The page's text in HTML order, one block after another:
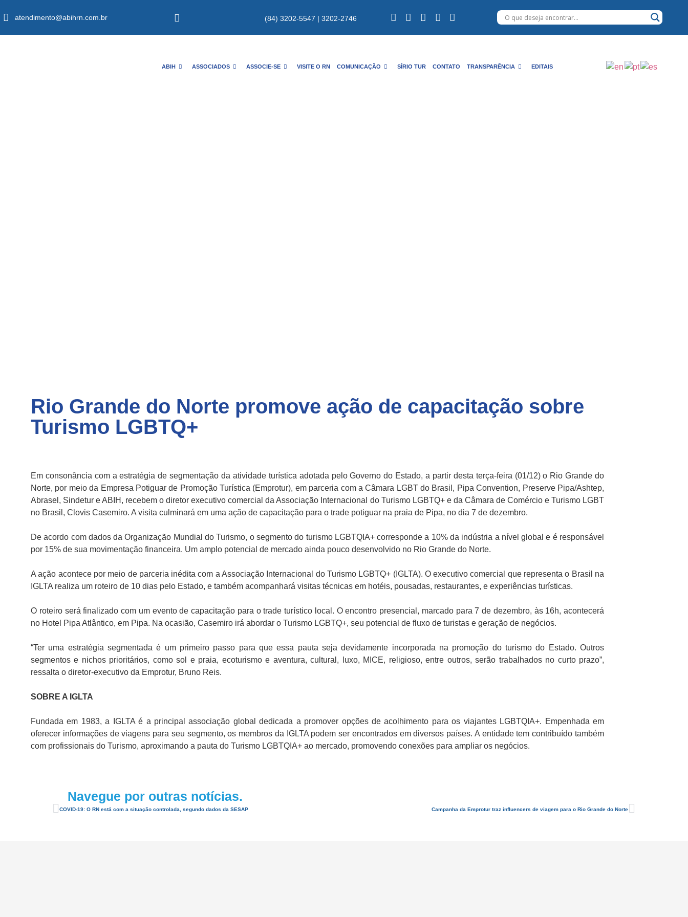
atendimento@abihrn.com.br (84) 3202-5547 | 3202-2746
ABIH ASSOCIADOS ASSOCIE-SE VISITE O RN COMUNICAÇÃO SÍRIO TUR CONTATO TRANSPARÊNCIA EDITAIS
Rio Grande do Norte promove ação de capacitação sobre
Turismo LGBTQ+
Em consonância com a estratégia de segmentação da atividade turística adotada pelo Governo do Estado, a partir desta terça-feira (01/12) o Rio Grande do
Norte, por meio da Empresa Potiguar de Promoção Turística (Emprotur), em parceria com a Câmara LGBT do Brasil, Pipa Convention, Preserve Pipa/Ashtep,
Abrasel, Sindetur e ABIH, recebem o diretor executivo comercial da Associação Internacional do Turismo LGBTQ+ e da Câmara de Comércio e Turismo LGBT
no Brasil, Clovis Casemiro. A visita culminará em uma ação de capacitação para o trade potiguar na praia de Pipa, no dia 7 de dezembro.
De acordo com dados da Organização Mundial do Turismo, o segmento do turismo LGBTQIA+ corresponde a 10% da indústria a nível global e é responsável
por 15% de sua movimentação financeira. Um amplo potencial de mercado ainda pouco desenvolvido no Rio Grande do Norte.
A ação acontece por meio de parceria inédita com a Associação Internacional do Turismo LGBTQ+ (IGLTA). O executivo comercial que representa o Brasil na
IGLTA realiza um roteiro de 10 dias pelo Estado, e também acompanhará visitas técnicas em hotéis, pousadas, restaurantes, e experiências turísticas.
O roteiro será finalizado com um evento de capacitação para o trade turístico local. O encontro presencial, marcado para 7 de dezembro, às 16h, acontecerá
no Hotel Pipa Atlântico, em Pipa. Na ocasião, Casemiro irá abordar o Turismo LGBTQ+, seu potencial de fluxo de turistas e geração de negócios.
“Ter uma estratégia segmentada é um primeiro passo para que essa pauta seja devidamente incorporada na promoção do turismo do Estado. Outros
segmentos e nichos prioritários, como sol e praia, ecoturismo e aventura, cultural, luxo, MICE, religioso, entre outros, serão trabalhados no curto prazo”,
ressalta o diretor-executivo da Emprotur, Bruno Reis.
SOBRE A IGLTA
Fundada em 1983, a IGLTA é a principal associação global dedicada a promover opções de acolhimento para os viajantes LGBTQIA+. Empenhada em
oferecer informações de viagens para seu segmento, os membros da IGLTA podem ser encontrados em diversos países. A entidade tem contribuído também
com profissionais do Turismo, aproximando a pauta do Turismo LGBTQIA+ ao mercado, promovendo conexões para ampliar os negócios.
Navegue por outras notícias.
COVID-19: O RN está com a situação controlada, segundo dados da SESAP Campanha da Emprotur traz influencers de viagem para o Rio Grande do Norte